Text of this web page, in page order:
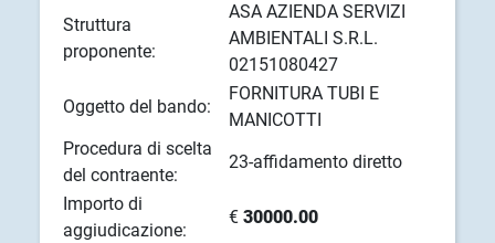
Struttura
proponente:
ASA AZIENDA SERVIZI
AMBIENTALI S.R.L.
02151080427
Oggetto del bando:
FORNITURA TUBI E
MANICOTTI
Procedura di scelta
del contraente:
23-affidamento diretto
Importo di
aggiudicazione:
€ 30000.00